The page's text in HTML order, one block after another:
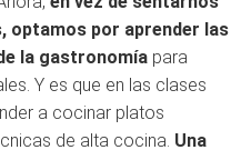
optamos por aprender las
la gastronomía para
Y es que en las clases
a cocinar platos
de alta cocina. Una